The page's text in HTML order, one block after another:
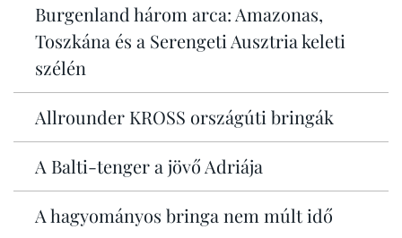
Burgenland három arca: Amazonas,
Toszkána és a Serengeti Ausztria keleti
szélén
Allrounder KROSS országúti bringák
A Balti-tenger a jövő Adriája
A hagyományos bringa nem múlt idő